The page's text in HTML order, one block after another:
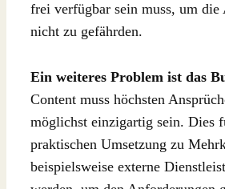
frei verfügbar sein muss, um die
nicht zu gefährden.
Ein weiteres Problem ist das
Content muss höchsten
möglichst einzigartig sein. Dies
praktischen Umsetzung zu
beispielsweise externe